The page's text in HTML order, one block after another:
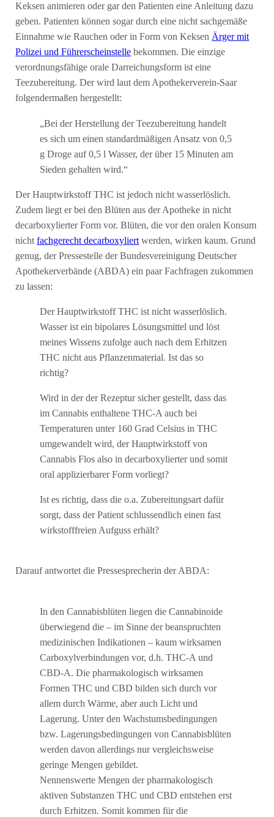
Keksen animieren oder gar den Patienten eine Anleitung dazu
geben. Patienten können sogar durch eine nicht sachgemäße
Einnahme wie Rauchen oder in Form von KeksenÄrger mit
Polizei und Führerscheinstelle bekommen. Die einzige
verordnungsfähige orale Darreichungsform ist eine
Teezubereitung. Der wird laut dem Apothekerverein-Saar
folgendermaßen hergestellt:
„Bei der Herstellung der Teezubereitung handelt
es sich um einen standardmäßigen Ansatz von 0,5
g Droge auf 0,5 l Wasser, der über 15 Minuten am
Sieden gehalten wird.“
Der Hauptwirkstoff THC ist jedoch nicht wasserlöslich.
Zudem liegt er bei den Blüten aus der Apotheke in nicht
decarboxylierter Form vor. Blüten, die vor den oralen Konsum
nichtfachgerecht decarboxyliertwerden, wirken kaum. Grund
genug, der Pressestelle der Bundesvereinigung Deutscher
Apothekerverbände (ABDA) ein paar Fachfragen zukommen
zu lassen:
Der Hauptwirkstoff THC ist nicht wasserlöslich.
Wasser ist ein bipolares Lösungsmittel und löst
meines Wissens zufolge auch nach dem Erhitzen
THC nicht aus Pflanzenmaterial. Ist das so
richtig?
Wird in der der Rezeptur sicher gestellt, dass das
im Cannabis enthaltene THC-A auch bei
Temperaturen unter 160 Grad Celsius in THC
umgewandelt wird, der Hauptwirkstoff von
Cannabis Flos also in decarboxylierter und somit
oral applizierbarer Form vorliegt?
Ist es richtig, dass die o.a. Zubereitungsart dafür
sorgt, dass der Patient schlussendlich einen fast
wirkstofffreien Aufguss erhält?
Darauf antwortet die Pressesprecherin der ABDA:
In den Cannabisblüten liegen die Cannabinoide
überwiegend die – im Sinne der beanspruchten
medizinischen Indikationen – kaum wirksamen
Carboxylverbindungen vor, d.h. THC-A und
CBD-A. Die pharmakologisch wirksamen
Formen THC und CBD bilden sich durch vor
allem durch Wärme, aber auch Licht und
Lagerung. Unter den Wachstumsbedingungen
bzw. Lagerungsbedingungen von Cannabisblüten
werden davon allerdings nur vergleichsweise
geringe Mengen gebildet.
Nennenswerte Mengen der pharmakologisch
aktiven Substanzen THC und CBD entstehen erst
durch Erhitzen. Somit kommen für die